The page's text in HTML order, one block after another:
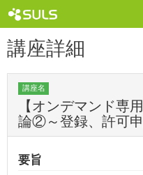
講座詳細
講座名
【オンデマンド専
論②～登録、許可申
要旨